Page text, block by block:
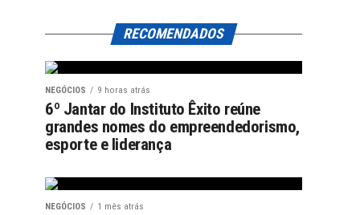
RECOMENDADOS
NEGÓCIOS 9 horas atrás
6º Jantar do Instituto Êxito reúne
grandes nomes do empreendedorismo,
esporte e liderança
NEGÓCIOS 1 mês atrás